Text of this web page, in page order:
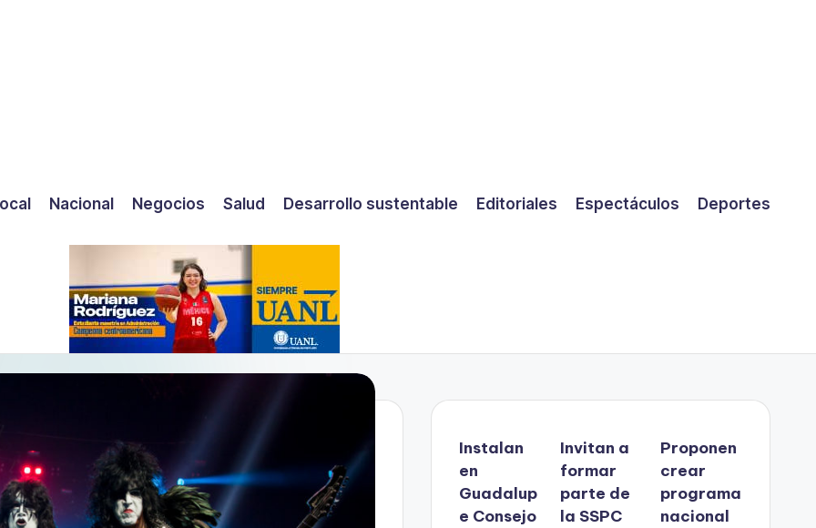
Nacional Negocios Salud Desarrollo sustentable Editoriales Espectáculos Deportes
Instalan
en
Guadalup
e Consejo
Invitan a
formar
parte de
la SSPC
Proponen
crear
programa
nacional